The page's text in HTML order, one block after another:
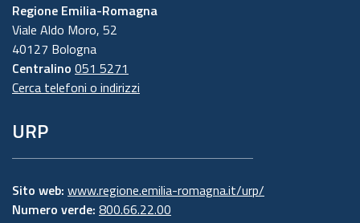
Regione Emilia-Romagna
Viale Aldo Moro, 52
40127 Bologna
Centralino 051 5271
Cerca telefoni o indirizzi
URP
Sito web: www.regione.emilia-romagna.it/urp/
Numero verde: 800.66.22.00